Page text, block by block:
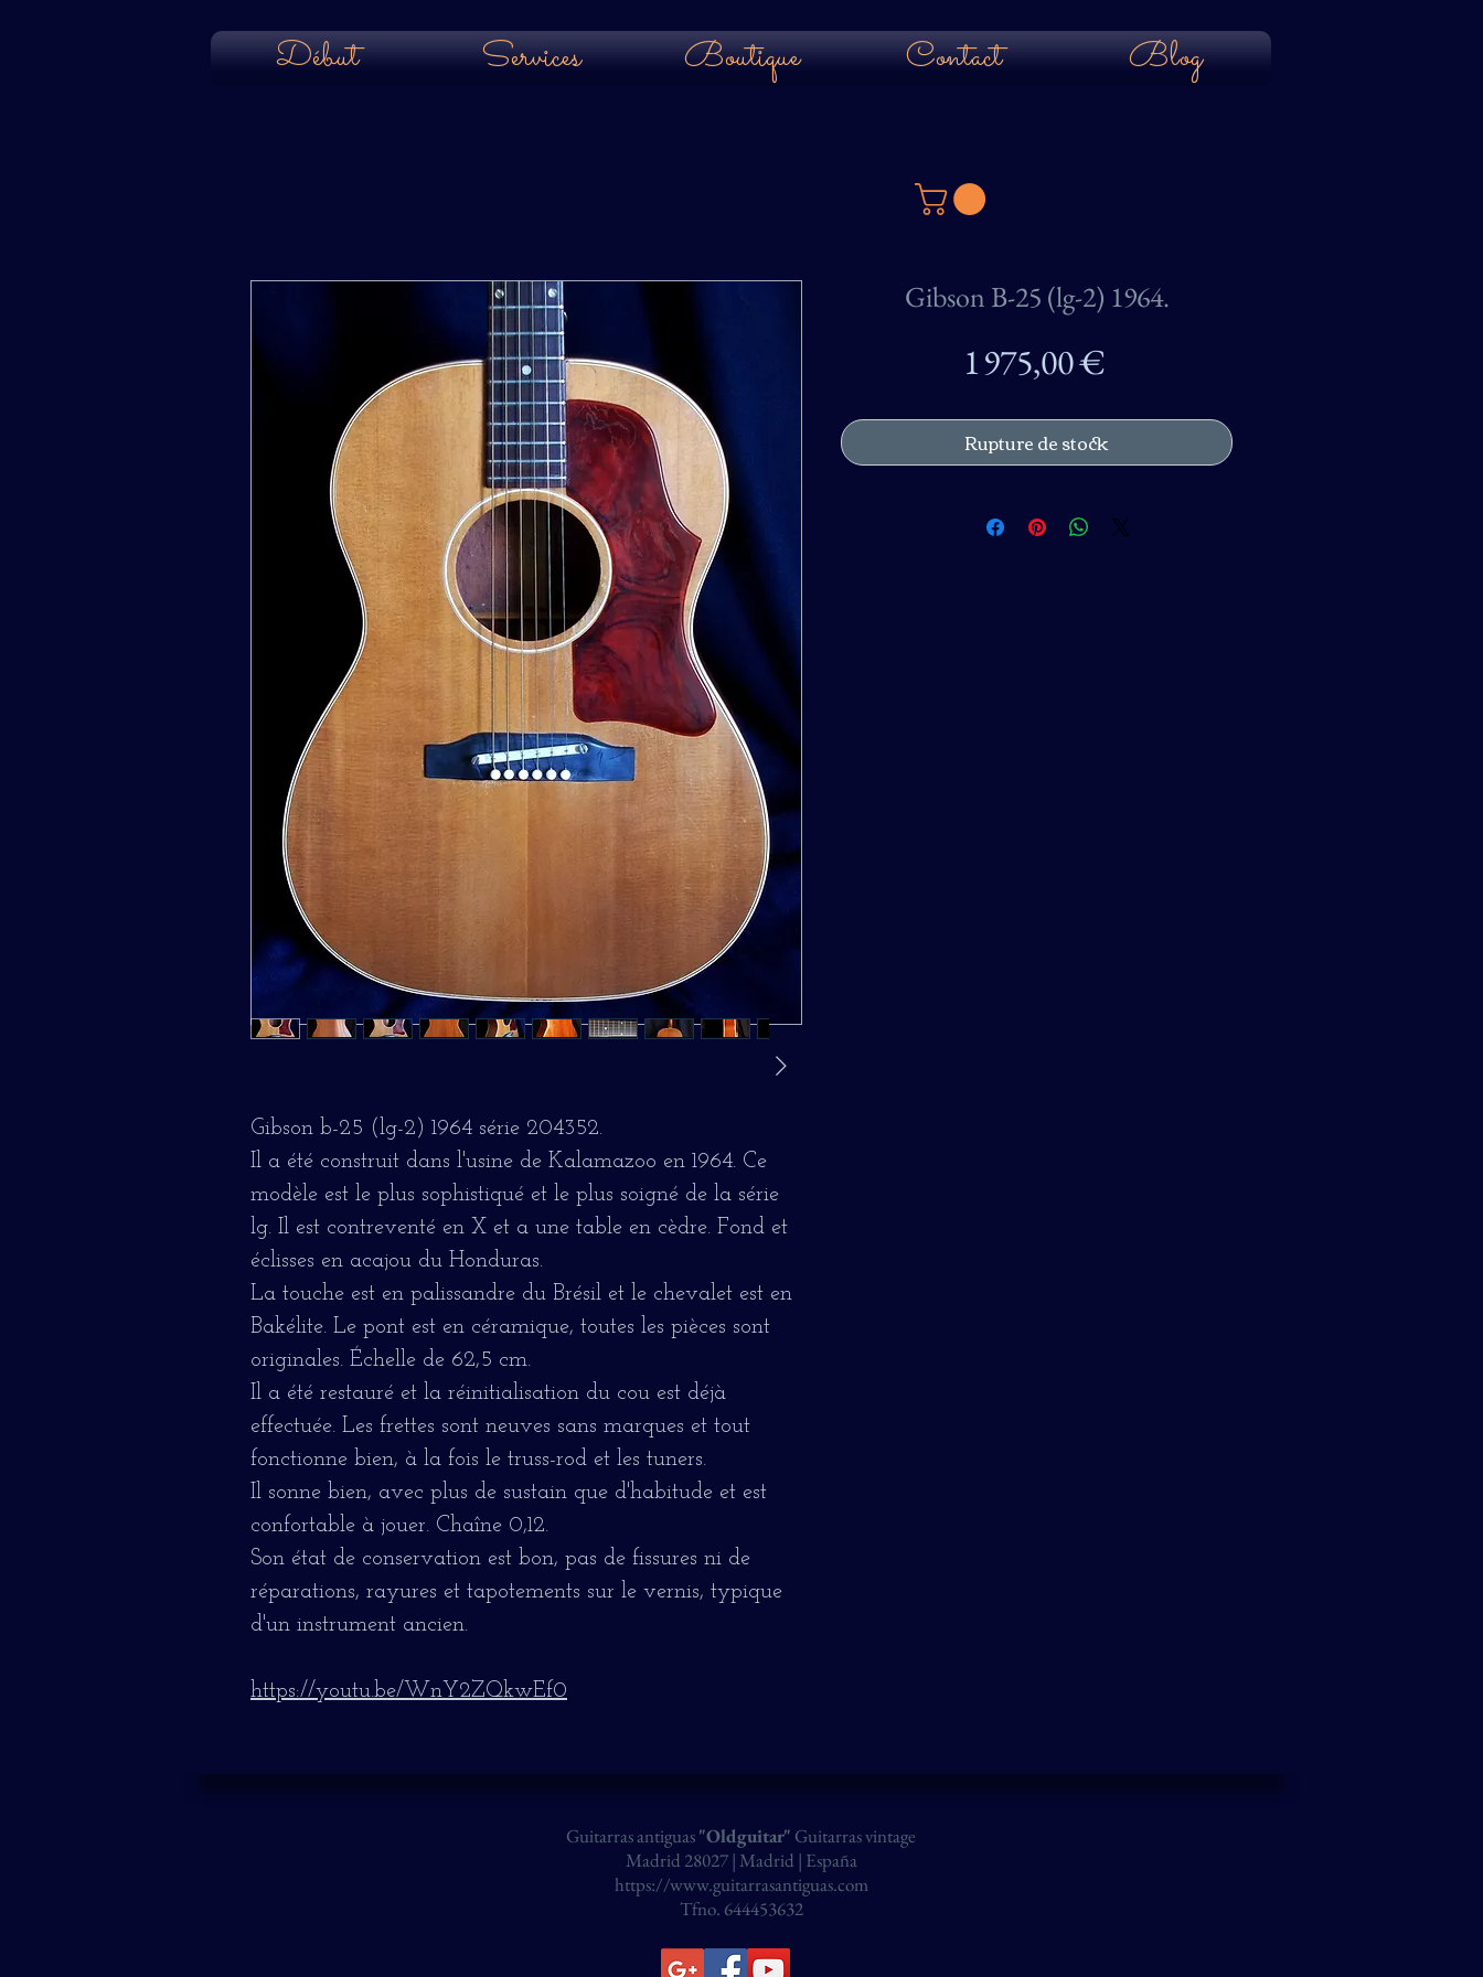
Début Services Boutique Contact Blog
Gibson b-25 (lg-2) 1964 série 204352.
Il a été construit dans l'usine de Kalamazoo en 1964. Ce
modèle est le plus sophistiqué et le plus soigné de la série
lg. Il est contreventé en X et a une table en cèdre. Fond et
éclisses en acajou du Honduras.
La touche est en palissandre du Brésil et le chevalet est en
Bakélite. Le pont est en céramique, toutes les pièces sont
originales. Échelle de 62,5 cm.
Il a été restauré et la réinitialisation du cou est déjà
effectuée. Les frettes sont neuves sans marques et tout
fonctionne bien, à la fois le truss-rod et les tuners.
Il sonne bien, avec plus de sustain que d'habitude et est
confortable à jouer. Chaîne 0,12.
Son état de conservation est bon, pas de fissures ni de
réparations, rayures et tapotements sur le vernis, typique
d'un instrument ancien.
https://youtu.be/WnY2ZQkwEf0
Gibson B-25 (lg-2) 1964.
1 975,00 €Prix
Rupture de stock
Guitarras antiguas"Oldguitar" Guitarras vintage
Madrid 28027 | Madrid | España
https://www.guitarrasantiguas.com
Tfno. 644453632